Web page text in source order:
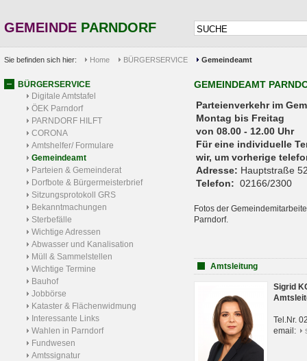
GEMEINDE PARNDORF
Sie befinden sich hier: Home BÜRGERSERVICE Gemeindeamt
BÜRGERSERVICE
Digitale Amtstafel
ÖEK Parndorf
PARNDORF HILFT
CORONA
Amtshelfer/ Formulare
Gemeindeamt
Parteien & Gemeinderat
Dorfbote & Bürgermeisterbrief
Sitzungsprotokoll GRS
Bekanntmachungen
Sterbefälle
Wichtige Adressen
Abwasser und Kanalisation
Müll & Sammelstellen
Wichtige Termine
Bauhof
Jobbörse
Kataster & Flächenwidmung
Interessante Links
Wahlen in Parndorf
Fundwesen
Amtssignatur
GEMEINDEAMT
Parteienverkehr
Montag bis Freitag
von 08.00 - 12.00 Uhr
Für eine individuelle
wir, um vorherige
Adresse: Hauptstraße
Telefon: 02166/2300
Fotos der
Parndorf.
Amtsleitung
Sigrid
Tel.Nr.
email: